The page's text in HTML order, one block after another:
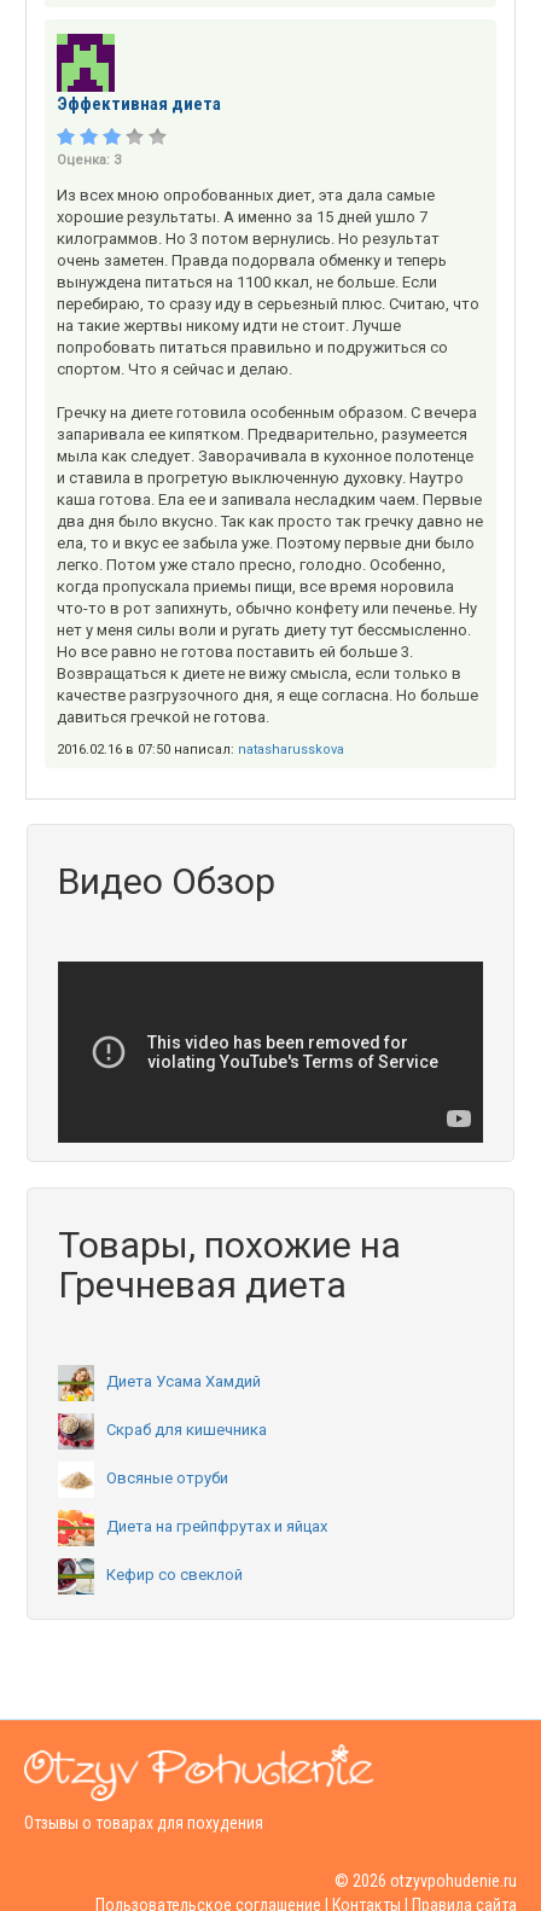
Эффективная диета
Оценка: 3
Из всех мною опробованных диет, эта дала самые
хорошие результаты. А именно за 15 дней ушло 7
килограммов. Но 3 потом вернулись. Но результат
очень заметен. Правда подорвала обменку и теперь
вынуждена питаться на 1100 ккал, не больше. Если
перебираю, то сразу иду в серьезный плюс. Считаю, что
на такие жертвы никому идти не стоит. Лучше
попробовать питаться правильно и подружиться со
спортом. Что я сейчас и делаю.
Гречку на диете готовила особенным образом. С вечера
запаривала ее кипятком. Предварительно, разумеется
мыла как следует. Заворачивала в кухонное полотенце
и ставила в прогретую выключенную духовку. Наутро
каша готова. Ела ее и запивала несладким чаем. Первые
два дня было вкусно. Так как просто так гречку давно не
ела, то и вкус ее забыла уже. Поэтому первые дни было
легко. Потом уже стало пресно, голодно. Особенно,
когда пропускала приемы пищи, все время норовила
что-то в рот запихнуть, обычно конфету или печенье. Ну
нет у меня силы воли и ругать диету тут бессмысленно.
Но все равно не готова поставить ей больше 3.
Возвращаться к диете не вижу смысла, если только в
качестве разгрузочного дня, я еще согласна. Но больше
давиться гречкой не готова.
2016.02.16 в 07:50 написал: natasharusskova
Видео Обзор
Товары, похожие на
Гречневая диета
Диета Усама Хамдий
Скраб для кишечника
Овсяные отруби
Диета на грейпфрутах и яйцах
Кефир со свеклой
Отзывы о товарах для похудения
© 2026 otzyvpohudenie.ru
Пользовательское соглашение |
Контакты Правила сайта